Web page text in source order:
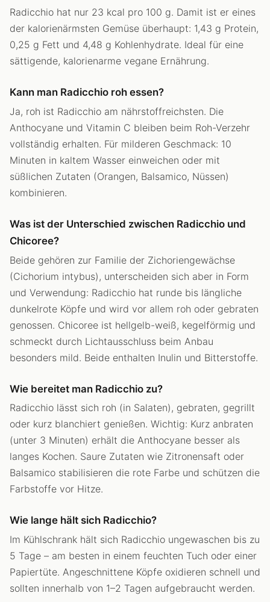
Radicchio hat nur 23 kcal pro 100 g. Damit ist er eines
der kalorienärmsten Gemüse überhaupt: 1,43 g Protein,
0,25 g Fett und 4,48 g Kohlenhydrate. Ideal für eine
sättigende, kalorienarme vegane Ernährung.
Kann man Radicchio roh essen?
Ja, roh ist Radicchio am nährstoffreichsten. Die
Anthocyane und Vitamin C bleiben beim Roh-Verzehr
vollständig erhalten. Für milderen Geschmack: 10
Minuten in kaltem Wasser einweichen oder mit
süßlichen Zutaten (Orangen, Balsamico, Nüssen)
kombinieren.
Was ist der Unterschied zwischen Radicchio und
Chicoree?
Beide gehören zur Familie der Zichoriengewächse
(Cichorium intybus), unterscheiden sich aber in Form
und Verwendung: Radicchio hat runde bis längliche
dunkelrote Köpfe und wird vor allem roh oder gebraten
genossen. Chicoree ist hellgelb-weiß, kegelförmig und
schmeckt durch Lichtausschluss beim Anbau
besonders mild. Beide enthalten Inulin und Bitterstoffe.
Wie bereitet man Radicchio zu?
Radicchio lässt sich roh (in Salaten), gebraten, gegrillt
oder kurz blanchiert genießen. Wichtig: Kurz anbraten
(unter 3 Minuten) erhält die Anthocyane besser als
langes Kochen. Saure Zutaten wie Zitronensaft oder
Balsamico stabilisieren die rote Farbe und schützen die
Farbstoffe vor Hitze.
Wie lange hält sich Radicchio?
Im Kühlschrank hält sich Radicchio ungewaschen bis zu
5 Tage – am besten in einem feuchten Tuch oder einer
Papiertüte. Angeschnittene Köpfe oxidieren schnell und
sollten innerhalb von 1–2 Tagen aufgebraucht werden.